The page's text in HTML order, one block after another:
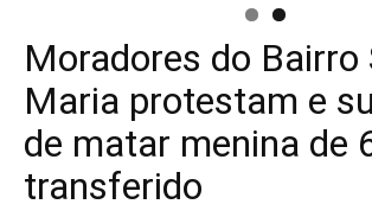
Moradores do Bairro
Maria protestam e
de matar menina de
transferido